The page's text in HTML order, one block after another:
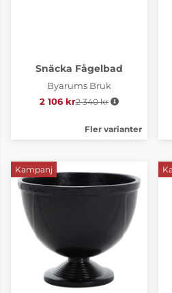
Snäcka Fågelbad
Byarums Bruk
2 106 kr Ordinarie pris:
2 340 kr
Fler varianter
Kampanj